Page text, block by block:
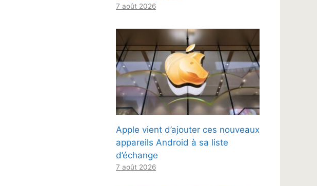
7 août 2026
Apple vient d’ajouter ces nouveaux
appareils Android à sa liste
d’échange
7 août 2026